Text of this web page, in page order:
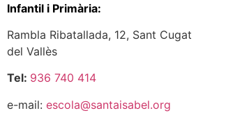
Infantil i Primària:
Rambla Ribatallada, 12, Sant Cugat
del Vallès
Tel: 936 740 414
e-mail: escola@santaisabel.org